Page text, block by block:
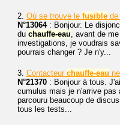
2. Où se trouve le fusible de
N°13064: Bonjour. Le
du chauffe-eau, avant de
investigations, je voudrais
pourrais changer ? Je n'y...
3. Contacteur chauffe-eau
N°21370 : Bonjour à tous.
cumulus mais je n'arrive pas
parcouru beaucoup de
tous les tests...